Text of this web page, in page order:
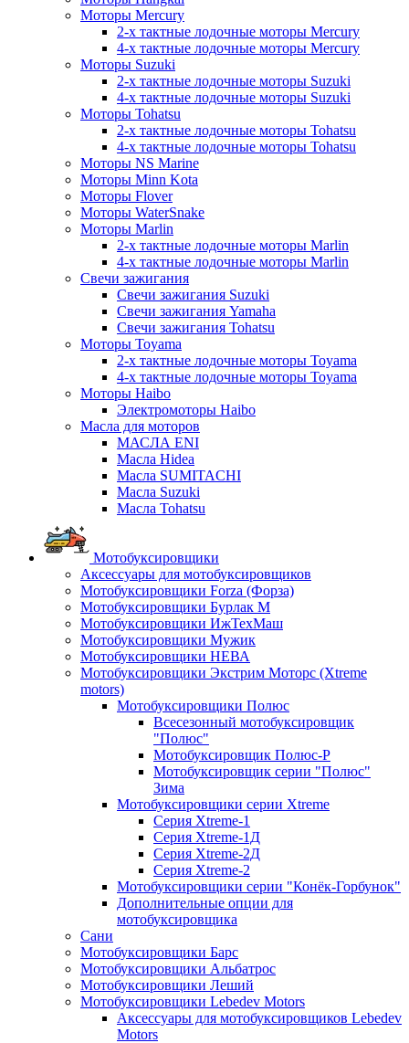
Моторы Mercury
2-х тактные лодочные моторы Mercury
4-х тактные лодочные моторы Mercury
Моторы Suzuki
2-х тактные лодочные моторы Suzuki
4-х тактные лодочные моторы Suzuki
Моторы Tohatsu
2-х тактные лодочные моторы Tohatsu
4-х тактные лодочные моторы Tohatsu
Моторы NS Marine
Моторы Minn Kota
Моторы Flover
Моторы WaterSnake
Моторы Marlin
2-х тактные лодочные моторы Marlin
4-х тактные лодочные моторы Marlin
Свечи зажигания
Свечи зажигания Suzuki
Свечи зажигания Yamaha
Свечи зажигания Tohatsu
Моторы Toyama
2-х тактные лодочные моторы Toyama
4-х тактные лодочные моторы Toyama
Моторы Haibo
Электромоторы Haibo
Масла для моторов
МАСЛА ENI
Масла Hidea
Масла SUMITACHI
Масла Suzuki
Масла Tohatsu
Мотобуксировщики
Аксессуары для мотобуксировщиков
Мотобуксировщики Forza (Форза)
Мотобуксировщики Бурлак М
Мотобуксировщики ИжТехМаш
Мотобуксировщики Мужик
Мотобуксировщики НЕВА
Мотобуксировщики Экстрим Моторс (Xtreme
motors)
Мотобуксировщики Полюс
Всесезонный мотобуксировщик
"Полюс"
Мотобуксировщик Полюс-Р
Мотобуксировщик серии "Полюс"
Зима
Мотобуксировщики серии Xtreme
Серия Xtreme-1
Серия Xtreme-1Д
Серия Xtreme-2Д
Серия Xtreme-2
Мотобуксировщики серии "Конёк-Горбунок"
Дополнительные опции для
мотобуксировщика
Сани
Мотобуксировщики Барс
Мотобуксировщики Альбатрос
Мотобуксировщики Леший
Мотобуксировщики Lebedev Motors
Аксессуары для мотобуксировщиков Lebedev
Motors